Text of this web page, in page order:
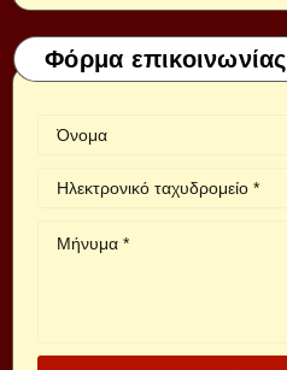
Φόρμα επικοινωνίας